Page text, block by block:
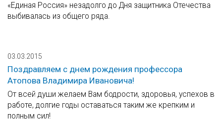
«Единая Россия» незадолго до Дня защитника Отечества
выбивалась из общего ряда.
03.03.2015
Поздравляем с днем рождения профессора
Атопова Владимира Ивановича!
От всей души желаем Вам бодрости, здоровья, успехов в
работе, долгие годы оставаться таким же крепким и
полным сил!